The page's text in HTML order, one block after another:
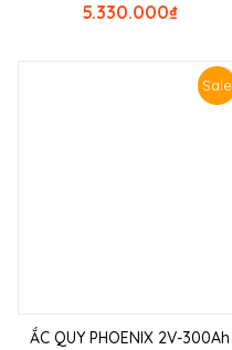
₫
5.330.000
Sale
ẮC QUY PHOENIX 2V-300Ah